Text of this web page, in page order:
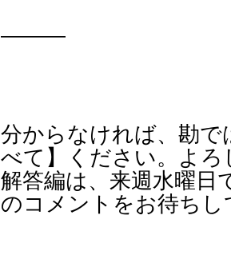
―――
分からなければ、勘
べて】ください。よろ
解答編は、来週水曜日
のコメントをお待ちし